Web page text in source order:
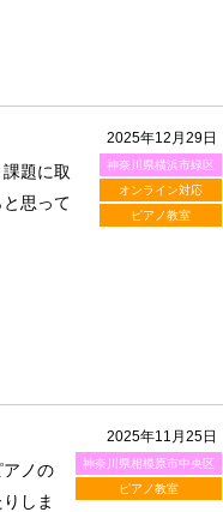
2025年12月29日
神奈川県横浜市緑区
オンライン対応
ピアノ教室
題に取
思って
2025年11月25日
神奈川県相模原市中央区
ピアノ教室
ノの
しま